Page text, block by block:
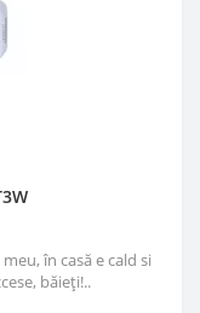
în casă e cald si
băieți!..